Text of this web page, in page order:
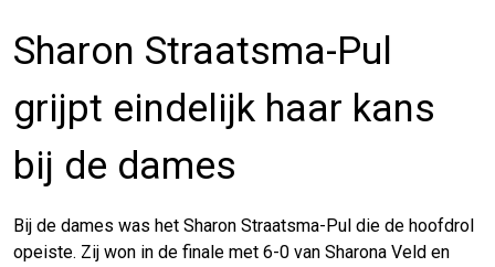
Sharon Straatsma-Pul
grijpt eindelijk haar kans
bij de dames
Bij de dames was het Sharon Straatsma-Pul die de hoofdrol
opeiste. Zij won in de finale met 6-0 van Sharona Veld en